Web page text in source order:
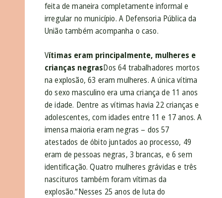
feita de maneira completamente informal e
irregular no município. A Defensoria Pública da
União também acompanha o caso.
Vítimas eram principalmente, mulheres e
crianças negrasDos 64 trabalhadores mortos
na explosão, 63 eram mulheres. A única vítima
do sexo masculino era uma criança de 11 anos
de idade. Dentre as vítimas havia 22 crianças e
adolescentes, com idades entre 11 e 17 anos. A
imensa maioria eram negras – dos 57
atestados de óbito juntados ao processo, 49
eram de pessoas negras, 3 brancas, e 6 sem
identificação. Quatro mulheres grávidas e três
nascituros também foram vítimas da
explosão.“Nesses 25 anos de luta do